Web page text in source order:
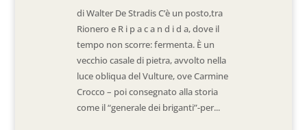
di Walter De Stradis C’è un posto,tra
Rionero e R i p a c a n d i d a, dove il
tempo non scorre: fermenta. È un
vecchio casale di pietra, avvolto nella
luce obliqua del Vulture, ove Carmine
Crocco – poi consegnato alla storia
come il “generale dei briganti”-per...